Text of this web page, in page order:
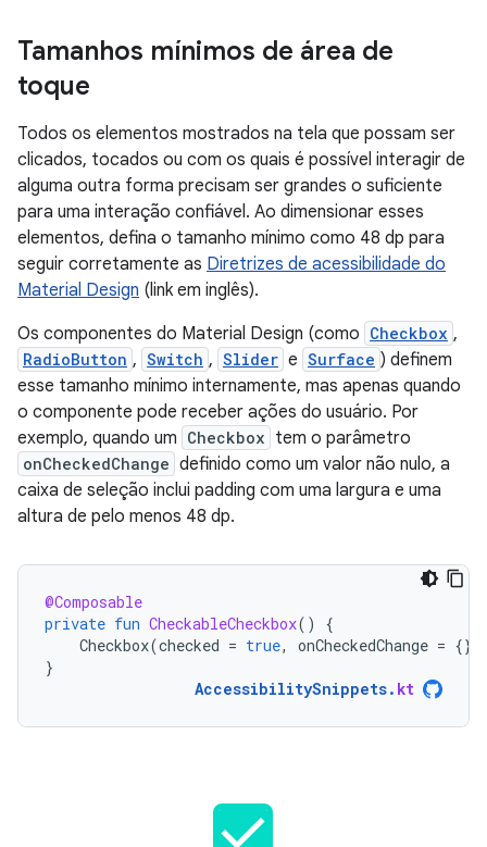
Tamanhos mínimos de área de
toque
Todos os elementos mostrados na tela que possam ser
clicados, tocados ou com os quais é possível interagir de
alguma outra forma precisam ser grandes o suficiente
para uma interação confiável. Ao dimensionar esses
elementos, defina o tamanho mínimo como 48 dp para
seguir corretamente as Diretrizes de acessibilidade do
Material Design (link em inglês).
Os componentes do Material Design (como Checkbox ,
RadioButton , Switch , Slider e Surface ) definem
esse tamanho mínimo internamente, mas apenas quando
o componente pode receber ações do usuário. Por
exemplo, quando um Checkbox tem o parâmetro
onCheckedChange definido como um valor não nulo, a
caixa de seleção inclui padding com uma largura e uma
altura de pelo menos 48 dp.
@Composable
private fun CheckableCheckbox()
{
Checkbox(checked = true, onCheckedChange = {})
}
AccessibilitySnippets. kt